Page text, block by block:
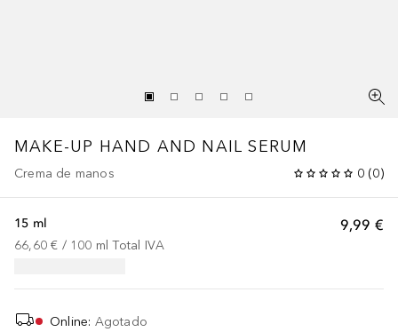
MAKE-UP HAND AND NAIL SERUM
Crema de manos 0 (0)
9,99 €
15 ml
66,60 € / 100 ml Total IVA
Online: Agotado